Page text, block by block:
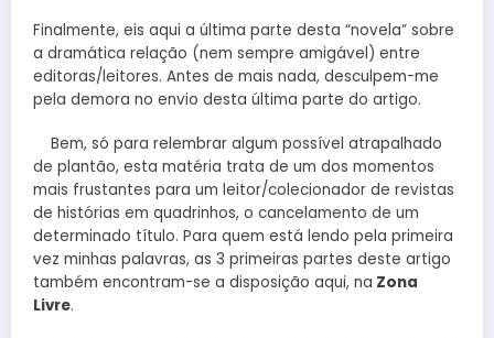
Finalmente, eis aqui a última parte desta “novela” sobre
a dramática relação (nem sempre amigável) entre
editoras/leitores. Antes de mais nada, desculpem-me
pela demora no envio desta última parte do artigo.
Bem, só para relembrar algum possível atrapalhado
de plantão, esta matéria trata de um dos momentos
mais frustantes para um leitor/colecionador de revistas
de histórias em quadrinhos, o cancelamento de um
determinado título. Para quem está lendo pela primeira
vez minhas palavras, as 3 primeiras partes deste artigo
também encontram-se a disposição aqui, na Zona
Livre.